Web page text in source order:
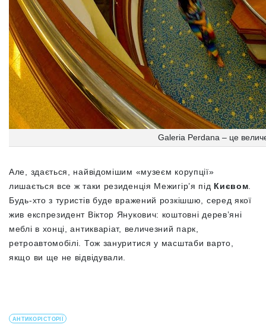
Galeria Perdana – це
Але, здається, найвідомішим «музеєм корупції»
лишається все ж таки резиденція Межигір’я під Києвом
Будь-хто з туристів буде вражений розкішшю, серед якої
жив експрезидент Віктор Янукович: коштовні дерев’яні
меблі в хонці, антикваріат, величезний парк,
ретроавтомобілі. Тож зануритися у масштаби варто,
якщо ви ще не відвідували.
АНТИКОРІСТОРІЇ